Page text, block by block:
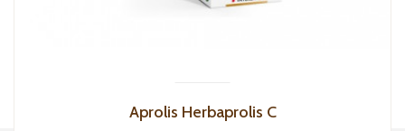
Aprolis Herbaprolis C